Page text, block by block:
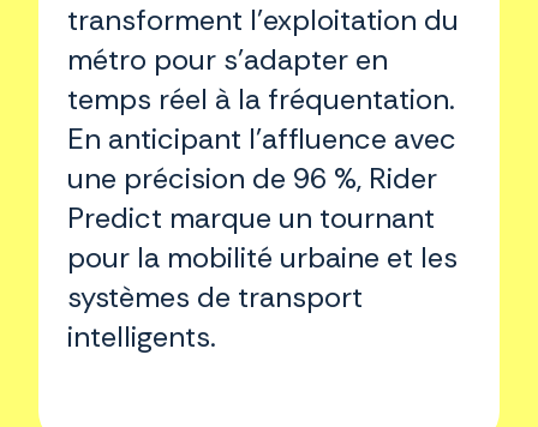
transforment l’exploitation du
métro pour s’adapter en
temps réel à la fréquentation.
En anticipant l’affluence avec
une précision de 96 %, Rider
Predict marque un tournant
pour la mobilité urbaine et les
systèmes de transport
intelligents.